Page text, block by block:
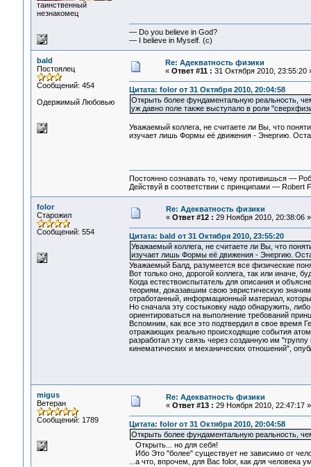
таинственный
незнакомец
— Do you believe in God?
— I believe in Myself. (c)
bald
Постоялец
Сообщений: 454
Одержимый Любовью
Re: Адекватность физики
« Ответ #11 : 31 Октября 2010, 23:55:20
Цитата: folor от 31 Октября 2010, 20:04:58
Открыть более фундаментальную реальность,
уж давно поле также выступало в роли
Уважаемый коллега, не считаете ли Вы, что
изучает лишь Формы её движения - Энергию.
Постоянно сознавать то, чему противишься —
Действуй в соответствии с принципами — Robert
folor
Старожил
Сообщений: 554
Re: Адекватность физики
« Ответ #12 : 29 Ноября 2010, 20:38:06 »
Цитата: bald от 31 Октября 2010, 23:55:20
Уважаемый коллега, не считаете ли Вы, что
изучает лишь Формы её движения - Энергию.
Уважаемый Балд, разумеется все физические
Вот только оно, дорогой коллега, так или иначе,
Когда естествоиспытатель для описания и
теориям, доказавшим свою эвристическую
отработанный, информационный материал,
Но сначала эту состыковку надо обнаружить,
ориентироваться на выполнение требований
Вспомним, как все это подтвердил в свое время
отражающих реально происходящие события
разработал эту связь через созданную им
кинематических и механических отношений",
migus
Ветеран
Сообщений: 1789
Re: Адекватность физики
« Ответ #13 : 29 Ноября 2010, 22:47:17 »
Цитата: folor от 31 Октября 2010, 20:04:58
Открыть более фундаментальную реальность,
Открыть... но для себя!
Ибо Это "более" существует не зависимо от
...а что, впрочем, для Вас folor, как для человека